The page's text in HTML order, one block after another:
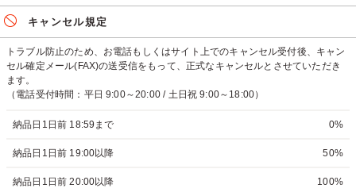
キャンセル規定
トラブル防止のため、お電話もしくはサイト上でのキャンセル受付後、キャン
セル確定メール(FAX)の送受信をもって、正式なキャンセルとさせていただき
ます。
（電話受付時間：平日 9:00～20:00 / 土日祝 9:00～18:00）
納品日1日前 18:59まで 0%
納品日1日前 19:00以降 50%
納品日1日前 20:00以降 100%